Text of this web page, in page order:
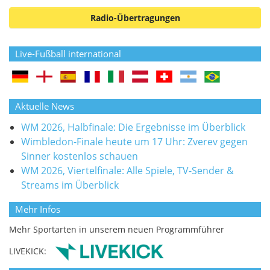
Radio-Übertragungen
Live-Fußball international
Aktuelle News
WM 2026, Halbfinale: Die Ergebnisse im Überblick
Wimbledon-Finale heute um 17 Uhr: Zverev gegen
Sinner kostenlos schauen
WM 2026, Viertelfinale: Alle Spiele, TV-Sender &
Streams im Überblick
Mehr Infos
Mehr Sportarten in unserem neuen Programmführer
LIVEKICK: